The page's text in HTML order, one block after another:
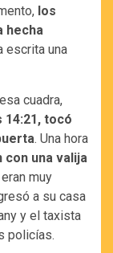
los
hecha
escrita una
cuadra,
14:21, tocó
. Una hora
con una valija
muy
a su casa
y el taxista
policías.